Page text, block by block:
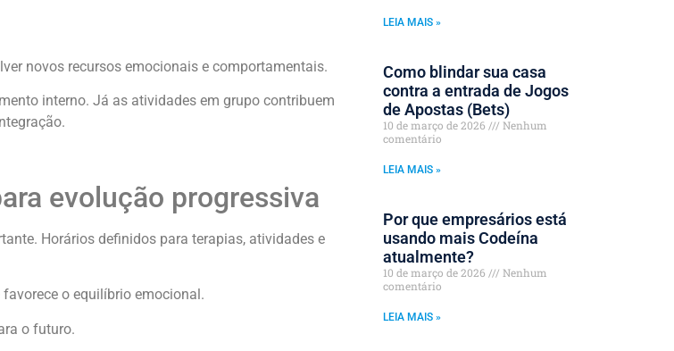
novos recursos emocionais e comportamentais.
interno. Já as atividades em grupo contribuem
evolução progressiva
Horários definidos para terapias, atividades e
o equilíbrio emocional.
o futuro.
LEIA MAIS »
Como blindar sua casa
contra a entrada de Jogos
de Apostas (Bets)
10 de março de 2026
Nenhum
comentário
LEIA MAIS »
Por que empresários está
usando mais Codeína
atualmente?
10 de março de 2026
Nenhum
comentário
LEIA MAIS »